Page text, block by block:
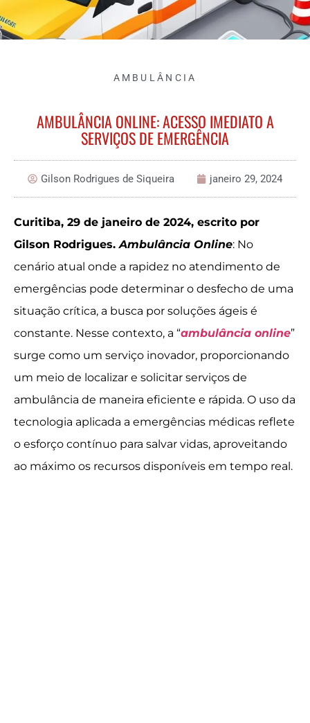
AMBULÂNCIA
AMBULÂNCIA ONLINE: ACESSO IMEDIATO A
SERVIÇOS DE EMERGÊNCIA
Gilson Rodrigues de Siqueira janeiro 29, 2024
Curitiba, 29 de janeiro de 2024, escrito por
Gilson Rodrigues.Ambulância Online: No
cenário atual onde a rapidez no atendimento de
emergências pode determinar o desfecho de uma
situação crítica, a busca por soluções ágeis é
constante. Nesse contexto, a “ambulância online”
surge como um serviço inovador, proporcionando
um meio de localizar e solicitar serviços de
ambulância de maneira eficiente e rápida. O uso da
tecnologia aplicada a emergências médicas reflete
o esforço contínuo para salvar vidas, aproveitando
ao máximo os recursos disponíveis em tempo real.